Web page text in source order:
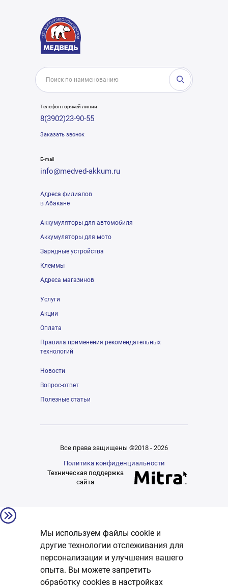
Телефон горячей линии
8(3902)23-90-55
Заказать звонок
E-mail
info@medved-akkum.ru
Адреса филиалов
в Абакане
Аккумуляторы для автомобиля
Аккумуляторы для мото
Зарядные устройства
Клеммы
Адреса магазинов
Услуги
Акции
Оплата
Правила применения рекомендательных
технологий
Новости
Вопрос-ответ
Полезные статьи
Все права защищены ©2018 - 2026
Политика конфиденциальности
Техническая поддержка
сайта
Мы используем файлы cookie и
другие технологии отслеживания для
персонализации и улучшения вашего
опыта. Вы можете запретить
обработку сookies в настройках